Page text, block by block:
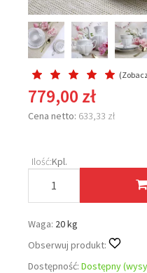
(
779,00 zł
Cena netto: 633,33 zł
Ilość:Kpl.
Waga: 20 kg
Obserwuj produkt:
Dostępność: Dostępny